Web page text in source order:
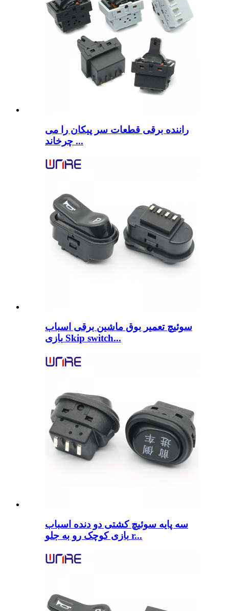
راننده برقی قطعات سر پیکان را می
چرخاند ...
سوئیچ تعمیر بوق ماشین برقی اسباب
بازی Skip switch...
سه پایه سوئیچ کشتی دو دنده اسباب
بازی کوچک رو به جلو r...